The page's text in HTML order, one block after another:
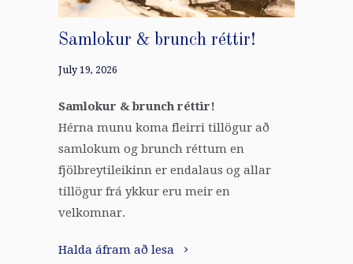
Samlokur & brunch réttir!
July 19, 2026
Samlokur & brunch réttir!
Hérna munu koma fleirri tillögur að
samlokum og brunch réttum en
fjölbreytileikinn er endalaus og allar
tillögur frá ykkur eru meir en
velkomnar.
Halda áfram að lesa